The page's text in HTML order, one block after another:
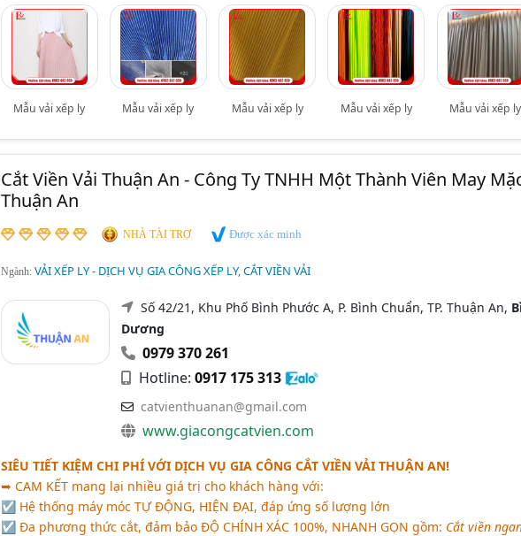
Mẫu vải xếp ly Mẫu vải xếp ly Mẫu vải xếp ly Mẫu vải xếp ly Mẫu vải xếp ly
Cắt Viền Vải Thuận An - Công Ty TNHH Một Thành Viên May
Thuận An
NHÀ TÀI TRỢ Được xác minh
Ngành: VẢI XẾP LY - DỊCH VỤ GIA CÔNG XẾP LY, CẮT VIỀN VẢI
Số 42/21, Khu Phố Bình Phước A, P. Bình Chuẩn, TP. Thuận An,
Dương
0979 370 261
Hotline: 0917 175 313
catvienthuanan@gmail.com
www.giacongcatvien.com
SIÊU TIẾT KIỆM CHI PHÍ VỚI DỊCH VỤ GIA CÔNG CẮT VIỀN VẢI THUẬN AN!
➥ CAM KẾT mang lại nhiều giá trị cho khách hàng với:
☑ Hệ thống máy móc TỰ ĐỘNG, HIỆN ĐẠI, đáp ứng số lượng lớn
☑ Đa phương thức cắt, đảm bảo ĐỘ CHÍNH XÁC 100%, NHANH GỌN gồm: Cắt viền